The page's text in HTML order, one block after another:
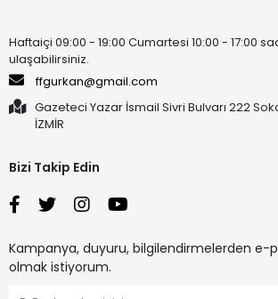
Haftaiçi 09:00 - 19:00 Cumartesi 10:00 - 17:00
ulaşabilirsiniz.
ffgurkan@gmail.com
Gazeteci Yazar İsmail Sivri Bulvarı 222
İZMİR
Bizi Takip Edin
Kampanya, duyuru, bilgilendirmelerden e-
olmak istiyorum.